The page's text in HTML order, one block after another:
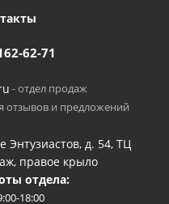
62-71
- отдел продаж
отзывов и предложений
Энтузиастов, д. 54, ТЦ
правое крыло
отдела:
18:00